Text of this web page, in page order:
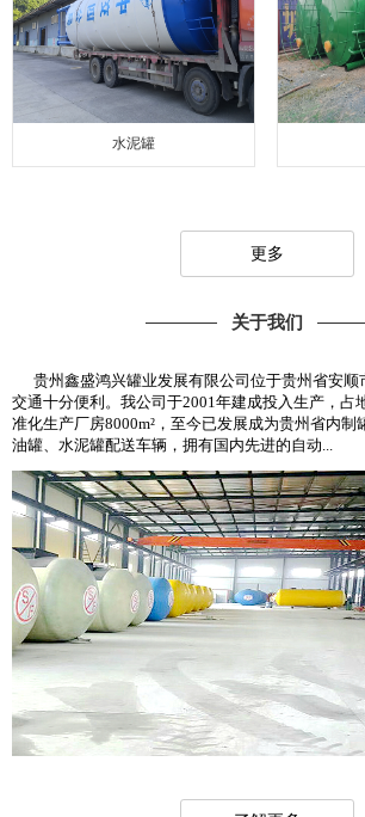
水泥罐
更多
关于我们
贵州鑫盛鸿兴罐业发展有限公司位于贵州省安顺
交通十分便利。我公司于2001年建成投入生产，占
准化生产厂房8000m²，至今已发展成为贵州省内制
油罐、水泥罐配送车辆，拥有国内先进的自动...